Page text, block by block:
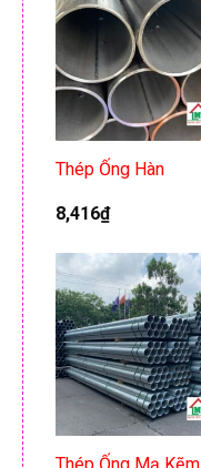
Thép Ống Hàn
8,416₫
Thép Ống Mạ Kẽm